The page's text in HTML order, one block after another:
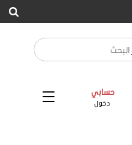
حسابي
دخول